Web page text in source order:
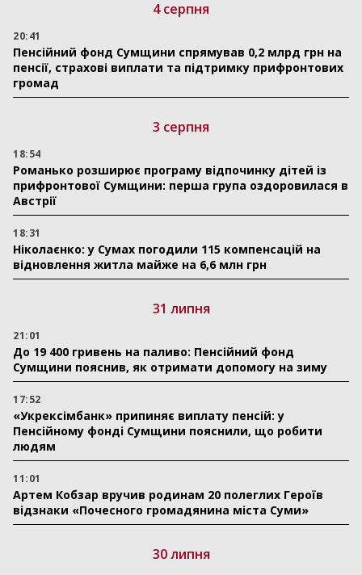
4 серпня
20:41
Пенсійний фонд Сумщини спрямував 0,2 млрд грн на
пенсії, страхові виплати та підтримку прифронтових
громад
3 серпня
18:54
Романько розширює програму відпочинку дітей із
прифронтової Сумщини: перша група оздоровилася в
Австрії
18:31
Ніколаєнко: у Сумах погодили 115 компенсацій на
відновлення житла майже на 6,6 млн грн
31 липня
21:01
До 19 400 гривень на паливо: Пенсійний фонд
Сумщини пояснив, як отримати допомогу на зиму
17:52
«Укрексімбанк» припиняє виплату пенсій: у
Пенсійному фонді Сумщини пояснили, що робити
людям
11:01
Артем Кобзар вручив родинам 20 полеглих Героїв
відзнаки «Почесного громадянина міста Суми»
30 липня